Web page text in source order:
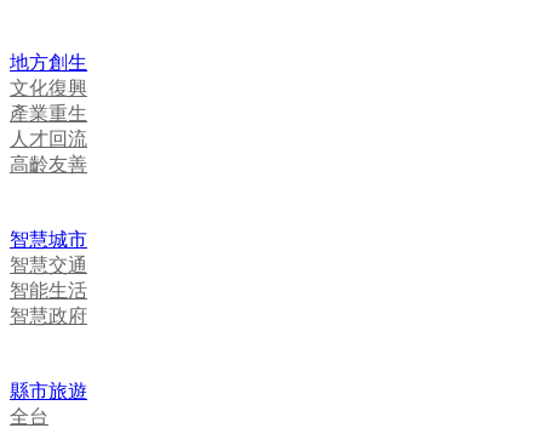
地方創生
文化復興
產業重生
人才回流
高齡友善
智慧城市
智慧交通
智能生活
智慧政府
縣市旅遊
全台